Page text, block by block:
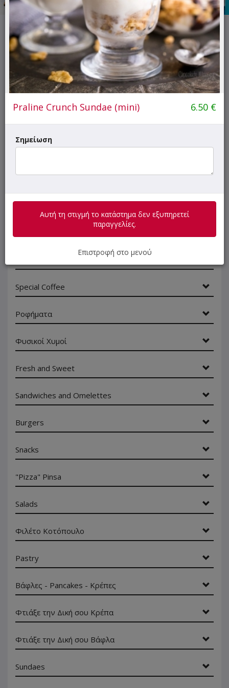
Αυτή τη στιγμή το κατάστημα δεν εξυπηρετεί παραγγελίες.
Προσοχή:
διανομή+0.20€ ανά παραγγελία!
Γρήγορη
προϊόντος...
Special Coffee
Ροφήματα
Φυσικοί Χυμοί
Fresh and Sweet
Sandwiches and Omelettes
Burgers
Snacks
"Pizza" Pinsa
Salads
Φιλέτο Κοτόπουλο
Pastry
Βάφλες - Pancakes - Κρέπες
Φτιάξε την Δική σου Κρέπα
Φτιάξε την Δική σου Βάφλα
Sundaes
Praline Crunch Sundae (mini) 6.50 €
Σημείωση
Αυτή τη στιγμή το κατάστημα δεν εξυπηρετεί
παραγγελίες.
Επιστροφή στο μενού